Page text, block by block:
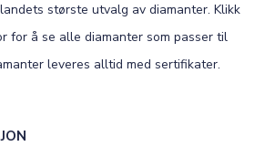
største utvalg av diamanter. Klikk
for å se alle diamanter som passer til
leveres alltid med sertifikater.